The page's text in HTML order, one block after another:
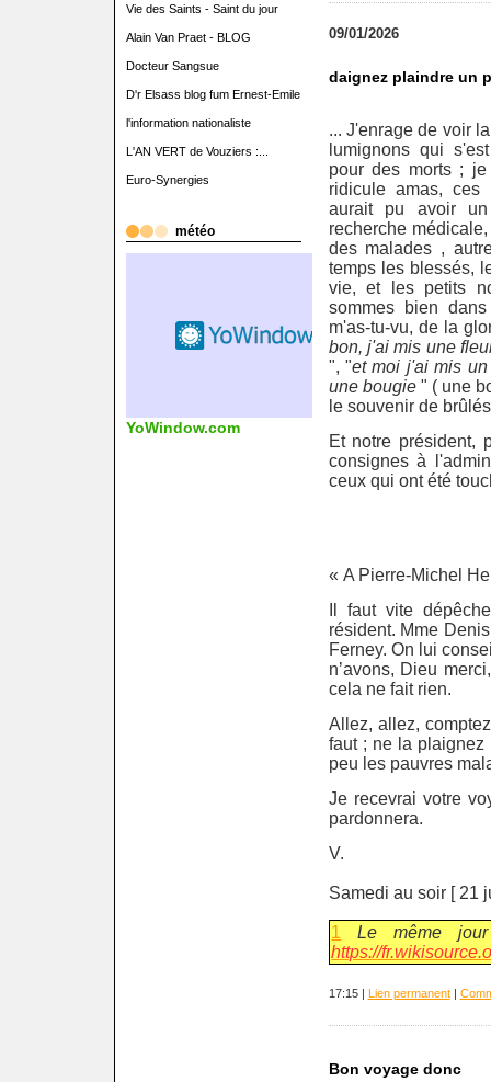
Vie des Saints - Saint du jour
Alain Van Praet - BLOG
Docteur Sangsue
D'r Elsass blog fum Ernest-Emile
l'information nationaliste
L'AN VERT de Vouziers :...
Euro-Synergies
météo
YoWindow.com
09/01/2026
daignez plaindre un
... J'enrage de voir
lumignons qui
pour des morts ;
ridicule amas,
aurait pu avoir
recherche
des malades ,
temps les blessés,
vie, et les petits
sommes bien
m'as-tu-vu, de la
bon, j'ai mis une
", "et moi j'ai mis un
une bougie" ( une
le souvenir de
Et notre président,
consignes à
ceux qui ont été
« A Pierre-Michel
Il faut vite
résident. Mme
Ferney. On lui
n’avons, Dieu
cela ne fait rien.
Allez, allez,
faut ; ne la
peu les pauvres
Je recevrai votre
pardonnera.
V.
Samedi au soir [ 21
1
Le même
https://
17:15 | Lien permanent|
Bon voyage donc